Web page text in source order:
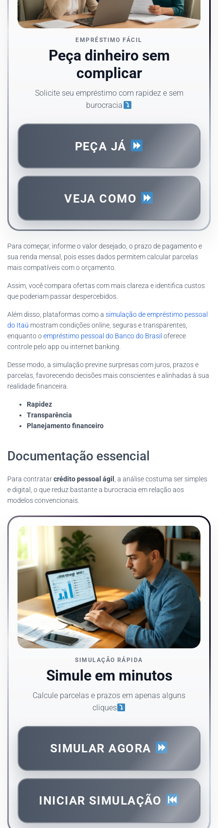
EMPRÉSTIMO FÁCIL
Peça dinheiro sem
complicar
Solicite seu empréstimo com rapidez e sem
burocracia
PEÇA JÁ
VEJA COMO
Para começar, informe o valor desejado, o prazo de pagamento e
sua renda mensal, pois esses dados permitem calcular parcelas
mais compatíveis com o orçamento.
Assim, você compara ofertas com mais clareza e identifica custos
que poderiam passar despercebidos.
Além disso, plataformas como a simulação de empréstimo pessoal
do Itaú mostram condições online, seguras e transparentes,
enquanto oempréstimo pessoal do Banco do Brasil oferece
controle pelo app ou internet banking.
Desse modo, a simulação previne surpresas com juros, prazos e
parcelas, favorecendo decisões mais conscientes e alinhadas à sua
realidade financeira.
Rapidez
Transparência
Planejamento financeiro
Documentação essencial
Para contratarcrédito pessoal ágil , a análise costuma ser simples
e digital, o que reduz bastante a burocracia em relação aos
modelos convencionais.
SIMULAÇÃO RÁPIDA
Simule em minutos
Calcule parcelas e prazos em apenas alguns
cliques
SIMULAR AGORA
INICIAR SIMULAÇÃO